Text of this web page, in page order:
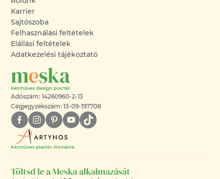
Karrier
Sajtószoba
Felhasználási feltételek
Elállási feltételek
Adatkezelési tájékoztató
Adószám: 14260960-2-13
Cégjegyzékszám: 13-09-197708
Kézműves piactér, Románia
Töltsd le a Meska alkalmazását